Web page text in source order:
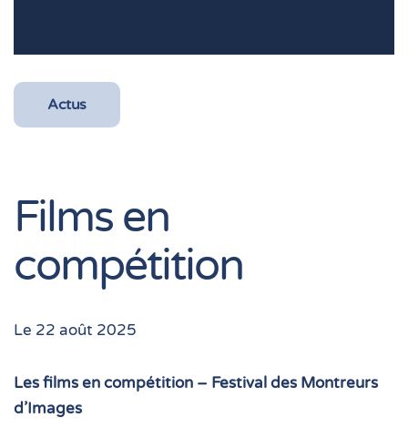
Actus
Films en
compétition
Le 22 août 2025
Les films en compétition – Festival des Montreurs
d’Images